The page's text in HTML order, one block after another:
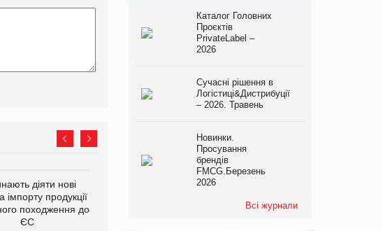
діяти нові
імпорту продукції
походження до
ЄС
Аргентина повертається з
продовольство
Каталог Головних
Проєктів
PrivateLabel –
2026
Сучасні рішення в
Логістиці&Дистрибуції
– 2026. Травень
Новинки.
Просування
брендів
FMCG.Березень
2026
Всі журнали